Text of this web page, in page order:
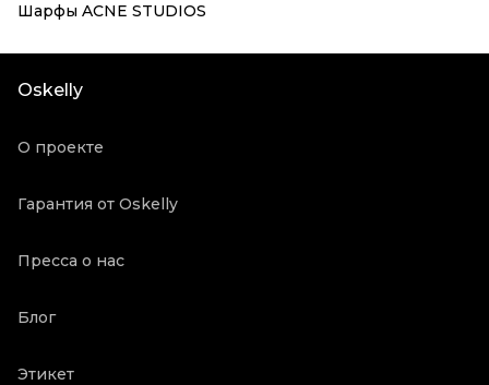
Шарфы ACNE STUDIOS
Oskelly
О проекте
Гарантия от Oskelly
Пресса о нас
Блог
Этикет